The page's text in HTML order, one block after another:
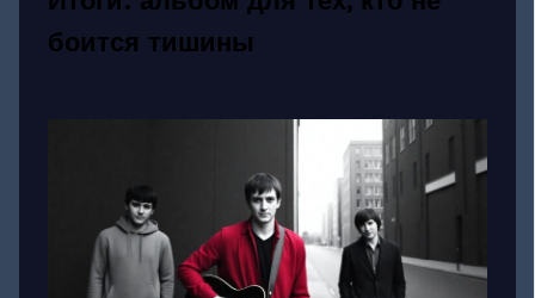
боится тишины